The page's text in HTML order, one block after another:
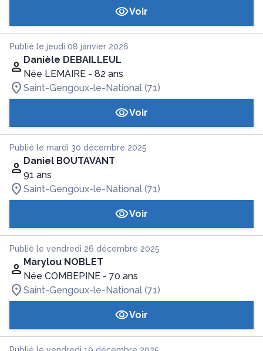
Voir
Publié le jeudi 08 janvier 2026
Danièle DEBAILLEUL
Née LEMAIRE - 82 ans
Saint-Gengoux-le-National (71)
Voir
Publié le mardi 30 décembre 2025
Daniel BOUTAVANT
91 ans
Saint-Gengoux-le-National (71)
Voir
Publié le vendredi 26 décembre 2025
Marylou NOBLET
Née COMBEPINE - 70 ans
Saint-Gengoux-le-National (71)
Voir